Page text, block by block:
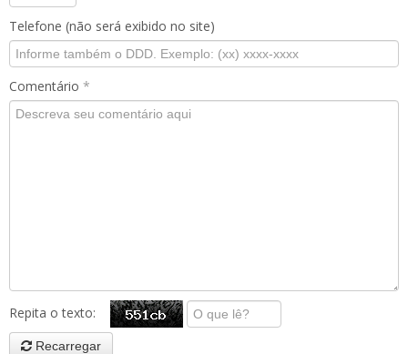
Telefone (não será exibido no site)
Comentário *
Repita o texto:
Recarregar